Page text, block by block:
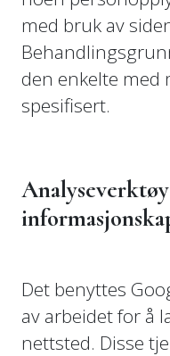
med bruk av
den enkelte med
spesifisert.
Det benyttes
av arbeidet for å
nettsted. Disse